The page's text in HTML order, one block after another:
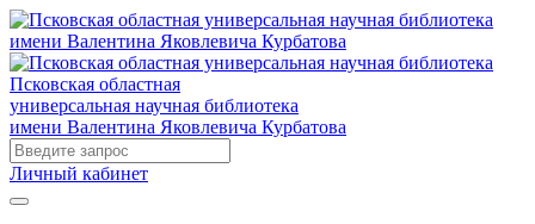
Псковская областная
универсальная научная библиотека
имени Валентина Яковлевича Курбатова
Личный кабинет